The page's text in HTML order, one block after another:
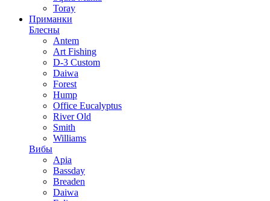
Toray
Приманки
Блесны
Antem
Art Fishing
D-3 Custom
Daiwa
Forest
Hump
Office Eucalyptus
River Old
Smith
Williams
Вибы
Apia
Bassday
Breaden
Daiwa